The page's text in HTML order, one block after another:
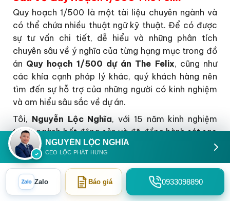
Quy hoạch 1/500 là một tài liệu chuyên ngành và
có thể chứa nhiều thuật ngữ kỹ thuật. Để có được
sự tư vấn chi tiết, dễ hiểu và những phân tích
chuyên sâu về ý nghĩa của từng hạng mục trong đồ
án Quy hoạch 1/500 dự án The Felix, cũng như
các khía cạnh pháp lý khác, quý khách hàng nên
tìm đến sự hỗ trợ của những người có kinh nghiệm
và am hiểu sâu sắc về dự án.
Tôi, Nguyễn Lộc Nghĩa, với 15 năm kinh nghiệm
trong ngành bất động sản và đã đồng hành sát sao
cùng Chủ đầu tưdự án C-Holdings
qua nhiều dự
án, sẵn sàng giải đáp mọi thắc mắc của quý vị. Tôi
sẽ giúp quý vị phân tích rõ hơn về tiềm năng của dự
án dựa trên nền tảng quy hoạch vững chắc này,
cũng như hỗ trợ lựa chọn những sản phẩm phù hợp
NGUYỄN LỘC NGHĨA
CEO LỘC PHÁT HƯNG
Zalo Zalo Báo giá 0933098890